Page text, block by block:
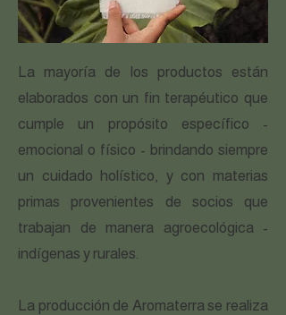
La mayoría de los productos están
elaborados con un fin terapéutico que
cumple un propósito específico -
emocional o físico - brindando siempre
un cuidado holístico, y con materias
primas provenientes de socios que
trabajan de manera agroecológica -
indígenas y rurales.
La producción de Aromaterra se realiza